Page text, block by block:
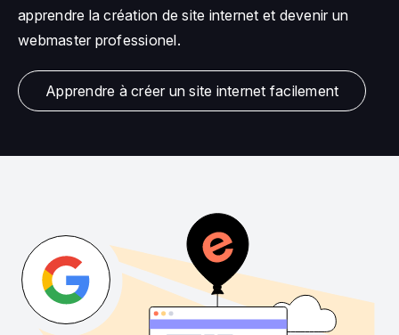
apprendre la création de site internet et devenir un
webmaster professionel.
Apprendre à créer un site internet facilement